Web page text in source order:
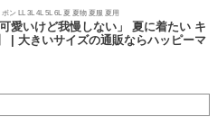
ン LL 3L 4L 5L 6L 夏 夏物 夏服 夏用
愛いけど我慢しない」 夏に着たい キ
| 大きいサイズの通販ならハッピーマ